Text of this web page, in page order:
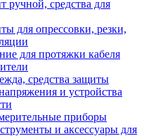
ручной, средства для
для опрессовки, резки,
для протяжки кабеля
средства защиты
и устройства
приборы
и аксессуары для